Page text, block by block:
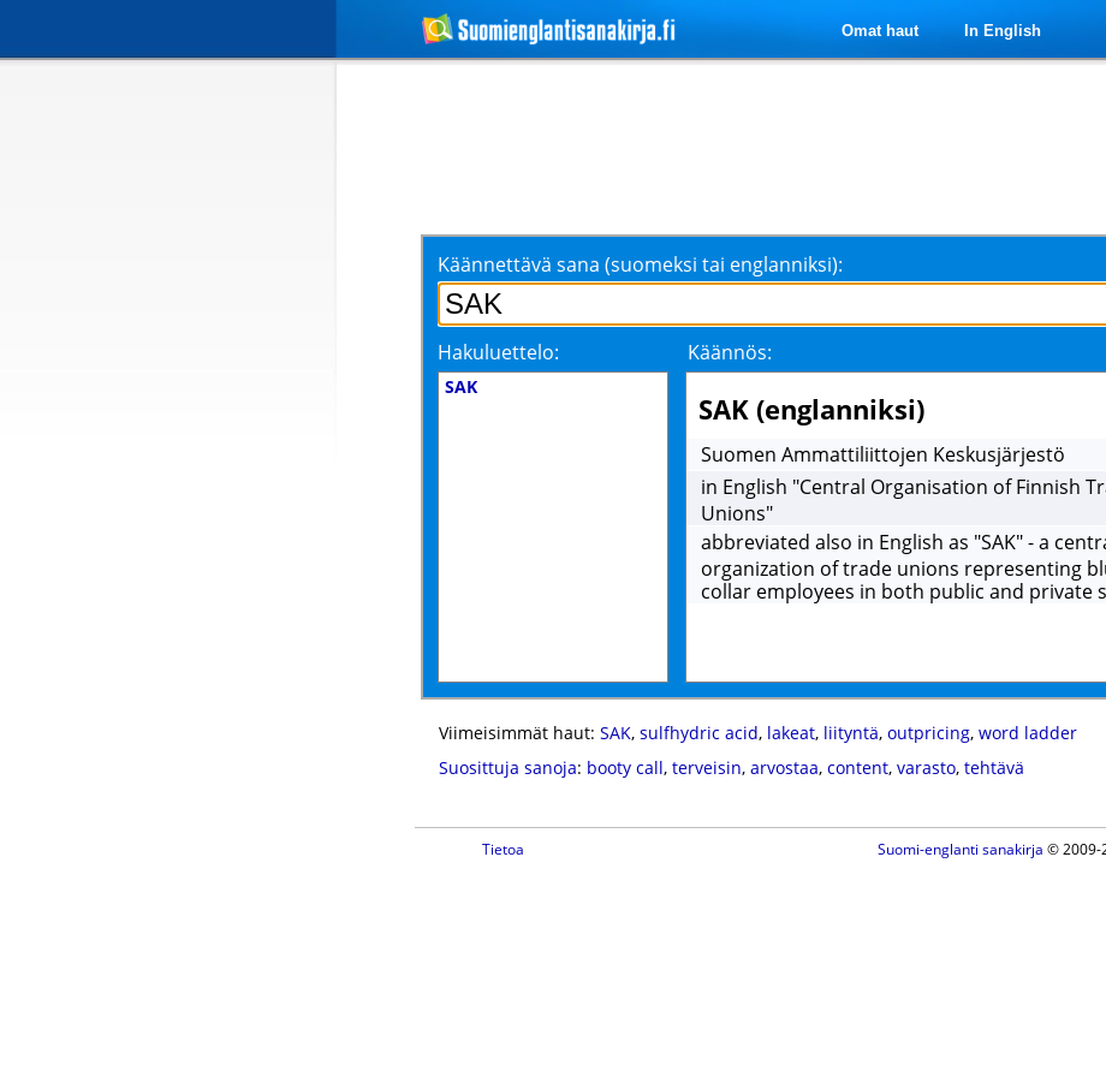
Omat haut In English
Käännettävä sana (suomeksi tai englanniksi):
Hakuluettelo: Käännös:
SAK
SAK (englanniksi)
Suomen Ammattiliittojen Keskusjärjestö
in English "Central Organisation of Finnish
Unions"
abbreviated also in English as "SAK" - a
organization of trade unions representing
collar employees in both public and private
Viimeisimmät haut: SAK, sulfhydric acid, lakeat, liityntä, outpricing, word ladder
Suosittuja sanoja: booty call, terveisin, arvostaa, content, varasto, tehtävä
Tietoa Suomi-englanti sanakirja © 2009-